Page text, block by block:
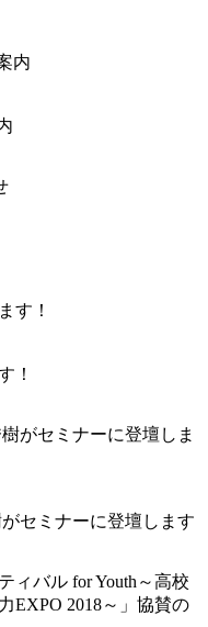
！
セミナーに登壇します